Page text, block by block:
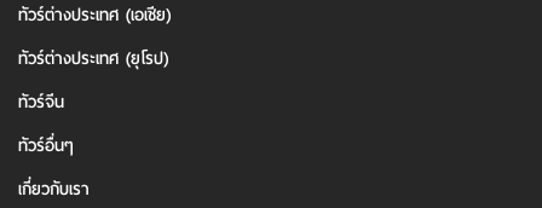
ทัวร์ต่างประเทศ (เอเชีย)
ทัวร์ต่างประเทศ (ยุโรป)
ทัวร์จีน
ทัวร์อื่นๆ
เกี่ยวกับเรา